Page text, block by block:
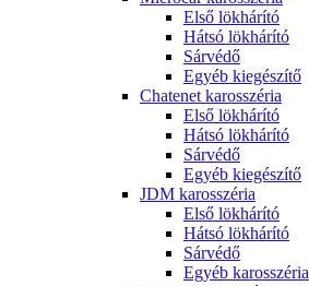
Első lökhárító
Hátsó lökhárító
Sárvédő
Egyéb kiegészítő
Chatenet karosszéria
Első lökhárító
Hátsó lökhárító
Sárvédő
Egyéb kiegészítő
JDM karosszéria
Első lökhárító
Hátsó lökhárító
Sárvédő
Egyéb karosszéria